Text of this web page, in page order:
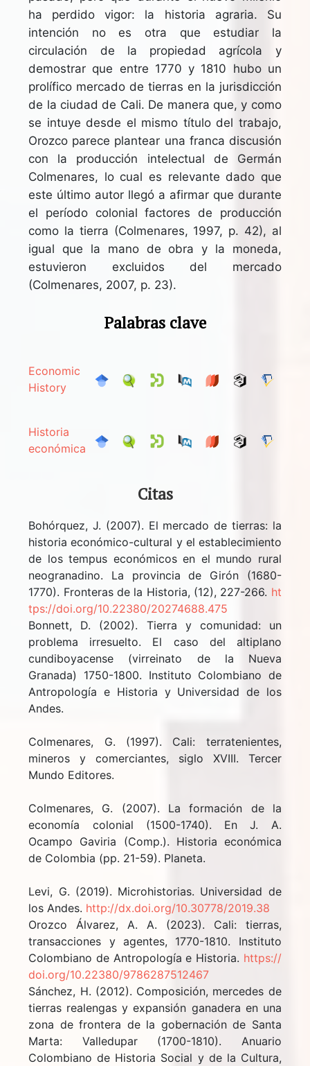
ha perdido vigor: la historia agraria. Su
intención no es otra que estudiar la
circulación de la propiedad agrícola y
demostrar que entre 1770 y 1810 hubo un
prolífico mercado de tierras en la jurisdicción
de la ciudad de Cali. De manera que, y como
se intuye desde el mismo título del trabajo,
Orozco parece plantear una franca discusión
con la producción intelectual de Germán
Colmenares, lo cual es relevante dado que
este último autor llegó a afirmar que durante
el período colonial factores de producción
como la tierra (Colmenares, 1997, p. 42), al
igual que la mano de obra y la moneda,
estuvieron excluidos del mercado
(Colmenares, 2007, p. 23).
Palabras clave
Economic
History
Historia
económica
Citas
Bohórquez, J. (2007). El mercado de tierras: la
historia económico-cultural y el establecimiento
de los tempus económicos en el mundo rural
neogranadino. La provincia de Girón (1680-
1770). Fronteras de la Historia, (12), 227-266. ht
tps://doi.org/10.22380/20274688.475
Bonnett, D. (2002). Tierra y comunidad: un
problema irresuelto. El caso del altiplano
cundiboyacense (virreinato de la Nueva
Granada) 1750-1800. Instituto Colombiano de
Antropología e Historia y Universidad de los
Andes.
Colmenares, G. (1997). Cali: terratenientes,
mineros y comerciantes, siglo XVIII. Tercer
Mundo Editores.
Colmenares, G. (2007). La formación de la
economía colonial (1500-1740). En J. A.
Ocampo Gaviria (Comp.). Historia económica
de Colombia (pp. 21-59). Planeta.
Levi, G. (2019). Microhistorias. Universidad de
los Andes. http://dx.doi.org/10.30778/2019.38
Orozco Álvarez, A. A. (2023). Cali: tierras,
transacciones y agentes, 1770-1810. Instituto
Colombiano de Antropología e Historia. https://
doi.org/10.22380/9786287512467
Sánchez, H. (2012). Composición, mercedes de
tierras realengas y expansión ganadera en una
zona de frontera de la gobernación de Santa
Marta: Valledupar (1700-1810). Anuario
Colombiano de Historia Social y de la Cultura,